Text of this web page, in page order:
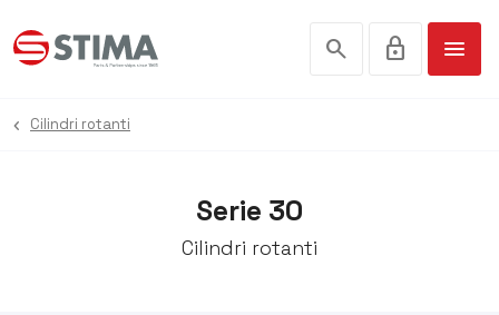
search lock menu
Serie 30
Cilindri rotanti
Cilindri rotanti